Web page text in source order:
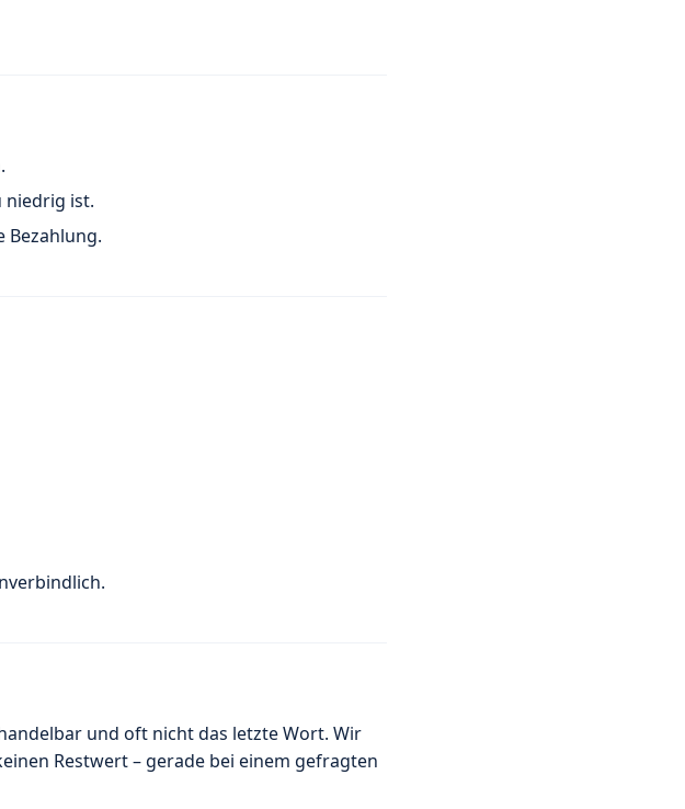
niedrig ist.
Bezahlung.
und oft nicht das letzte Wort. Wir
Restwert – gerade bei einem gefragten